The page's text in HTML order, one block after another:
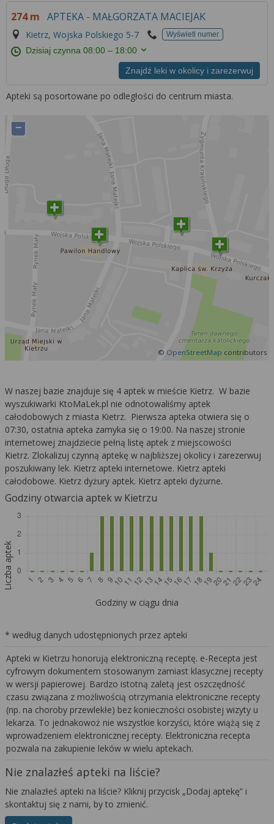
274 m APTEKA - MAŁGORZATA MACIEJAK
Kietrz, Wojska Polskiego 5-7 Wyświetl numer
Dzisiaj czynna08:00 – 18:00
Znajdź leki w okolicy i zarezerwuj
Apteki są posortowane po odległości do centrum miasta.
−
© OpenStreetMap contributors
W naszej bazie znajduje się 4 aptek w mieście Kietrz. W bazie
wyszukiwarki KtoMaLek.pl nie odnotowaliśmy aptek
całodobowych z miasta Kietrz. Pierwsza apteka otwiera się o
07:30, ostatnia apteka zamyka się o 19:00. Na naszej stronie
internetowej znajdziecie pełną listę aptek z miejscowości
Kietrz. Zlokalizuj czynną aptekę w najbliższej okolicy i zarezerwuj
poszukiwany lek. Kietrz apteki internetowe. Kietrz apteki
całodobowe. Kietrz dyżury aptek. Kietrz apteki dyżurne.
Godziny otwarcia aptek w Kietrzu
Liczba aptek
Godziny w ciągu dnia
* według danych udostępnionych przez apteki
Apteki w Kietrzu honorują elektroniczną receptę. e-Recepta jest
cyfrowym dokumentem stosowanym zamiast klasycznej recepty
w wersji papierowej. Bardzo istotną zaletą jest oszczędność
czasu związana z możliwością otrzymania elektroniczne recepty
(np. na choroby przewlekłe) bez konieczności osobistej wizyty u
lekarza. To jednakowoż nie wszystkie korzyści, które wiążą się z
wprowadzeniem elektronicznej recepty. Elektroniczna recepta
pozwala na zakupienie leków w wielu aptekach.
Nie znalazłeś apteki na liście?
Nie znalazłeś apteki na liście? Kliknij przycisk „Dodaj aptekę” i
skontaktuj się z nami, by to zmienić.
narzędzi zewnętrznych w naszym serwisie
znajdziesz wRegulaminie Serwisu.